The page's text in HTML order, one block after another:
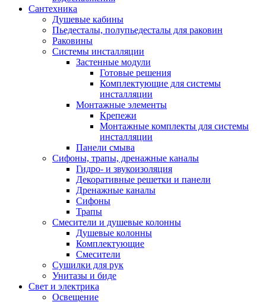
Сантехника
Душевые кабины
Пьедесталы, полупьедесталы для раковин
Раковины
Системы инсталляции
Застенные модули
Готовые решения
Комплектующие для системы
инсталляции
Монтажные элементы
Крепежи
Монтажные комплекты для системы
инсталляции
Панели смыва
Сифоны, трапы, дренажные каналы
Гидро- и звукоизоляция
Декоративные решетки и панели
Дренажные каналы
Сифоны
Трапы
Смесители и душевые колонны
Душевые колонны
Комплектующие
Смесители
Сушилки для рук
Унитазы и биде
Свет и электрика
Освещение